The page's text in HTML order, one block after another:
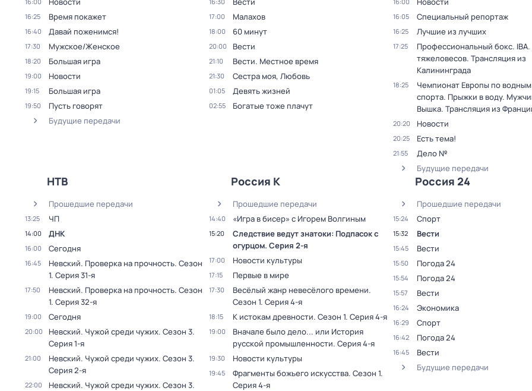
16:25 Время покажет
16:40 Давай поженимся!
17:30 Мужское/Женское
18:20 Большая игра
19:00 Новости
19:15 Большая игра
19:50
Пусть говорят
Будущие передачи
17:00 Малахов
18:00 60 минут
20:00 Вести
21:10 Вести. Местное время
21:30 Сестра моя, Любовь
01:05 Девять жизней
02:55 Богатые тоже плачут
16:05 Специальный репортаж
16:25 Лучшие из лучших
17:25
Профессиональный бокс. IBA.
тяжеловесов. Трансляция из
Калининграда
18:25
Чемпионат Европы по
спорта. Прыжки в воду.
Вышка. Трансляция из
20:20 Новости
20:25 Есть тема!
21:55
Дело №
Будущие передачи
НТВ
Прошедшие передачи
13:25 ЧП
14:00 ДНК
16:00 Сегодня
16:45 Невский. Проверка на прочность. Сезон
1. Серия 31-я
17:50 Невский. Проверка на прочность. Сезон
1. Серия 32-я
19:00 Сегодня
20:00 Невский. Чужой среди чужих. Сезон 3.
Серия 1-я
21:00 Невский. Чужой среди чужих. Сезон 3.
Серия 2-я
22:00 Невский. Чужой среди чужих. Сезон 3.
Россия К
Прошедшие передачи
14:40 «Игра в бисер» с Игорем Волгиным
15:20
Следствие ведут знатоки: Подпасок с
огурцом. Серия 2-я
17:00 Новости культуры
17:15 Первые в мире
17:30 Весёлый жанр невесёлого времени.
Сезон 1. Серия 4-я
18:15 К истокам древности. Сезон 1. Серия 4-я
19:00
Вначале было дело... или История
русской промышленности. Серия 4-я
19:30 Новости культуры
19:45 Фрагменты божьего искусства. Сезон 1.
Серия 4-я
Россия 24
Прошедшие передачи
15:24 Спорт
15:32 Вести
15:45 Вести
15:50 Погода 24
15:54 Погода 24
15:57 Вести
16:24 Экономика
16:29 Спорт
16:42 Погода 24
16:45
Вести
Будущие передачи